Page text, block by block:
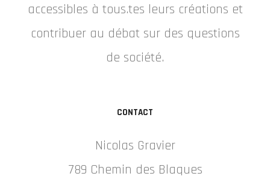
accessibles à tous.tes leurs créations et
contribuer au débat sur des questions
de société.
CONTACT
Nicolas Gravier
789 Chemin des Blaques